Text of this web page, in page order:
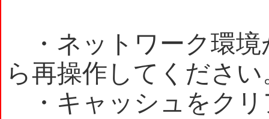
・ネットワーク環境
ら再操作してください
・キャッシュをクリ